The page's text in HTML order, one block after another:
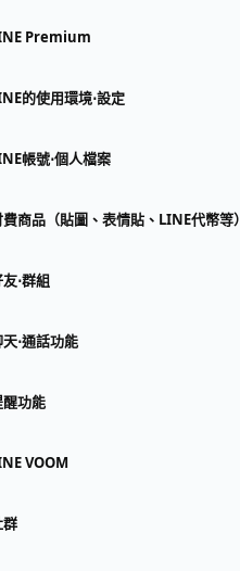
Premium
的使用環境⋅設定
帳號⋅個人檔案
商品（貼圖、表情貼、LINE代幣等）
⋅群組
⋅通話功能
醒功能
VOOM
群